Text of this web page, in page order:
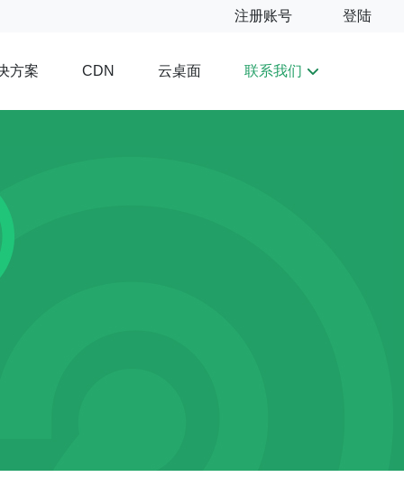
注册账号 登陆
方案 CDN 云桌面 联系我们